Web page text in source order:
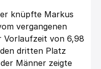
knüpfte Markus
vergangenen
Vorlaufzeit von 6,98
dritten Platz
Männer zeigte